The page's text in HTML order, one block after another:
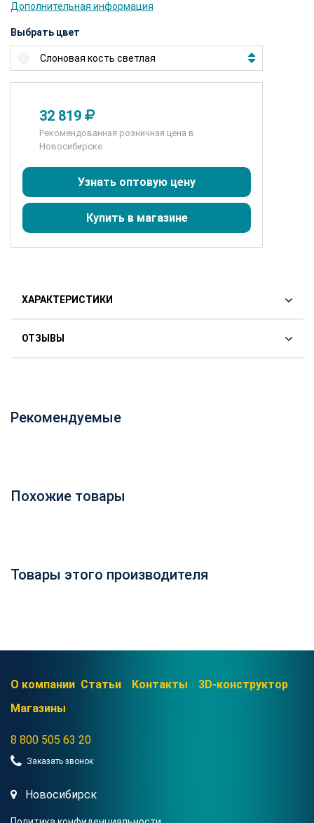
Дополнительная информация
Выбрать цвет
Слоновая кость светлая
32 819
Рекомендованная розничная цена в
Новосибирске
Узнать оптовую цену
Купить в магазине
ХАРАКТЕРИСТИКИ
Производитель:
Размеры(ШВГ):376 x 595 x 330
ОТЗЫВЫ
Рекомендуемые
Похожие товары
Товары этого производителя
О компании Статьи Контакты
3D-конструктор
Магазины
8 800 505 63 20
Заказать звонок
Новосибирск